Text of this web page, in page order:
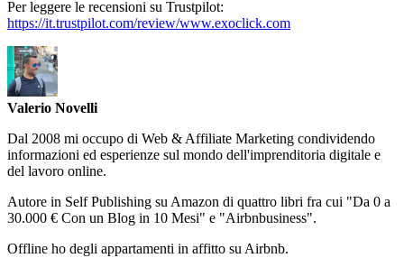
Per leggere le recensioni su Trustpilot:
https://it.trustpilot.com/review/www.exoclick.com
Valerio Novelli
Dal 2008 mi occupo di Web & Affiliate Marketing condividendo
informazioni ed esperienze sul mondo dell'imprenditoria digitale e
del lavoro online.
Autore in Self Publishing su Amazon di quattro libri fra cui "Da 0 a
30.000 € Con un Blog in 10 Mesi" e "Airbnbusiness".
Offline ho degli appartamenti in affitto su Airbnb.